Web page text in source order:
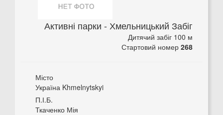
Активні парки - Хмельницький Забіг
Дитячий забіг 100 м
Стартовий номер 268
Місто
Україна Khmelnytskyi
П.І.Б.
Ткаченко Мія